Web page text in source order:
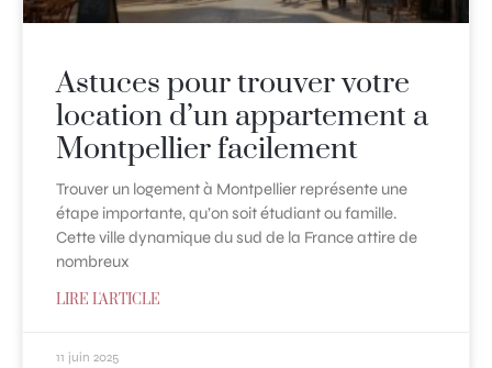
Astuces pour trouver votre
location d’un appartement a
Montpellier facilement
Trouver un logement à Montpellier représente une
étape importante, qu’on soit étudiant ou famille.
Cette ville dynamique du sud de la France attire de
nombreux
LIRE L'ARTICLE
11 juin 2025